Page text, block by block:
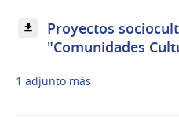
Proyectos
"Comunidades
1 adjunto más